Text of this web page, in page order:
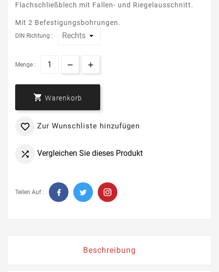
Flachschließblech mit Fallen- und Riegelausschnitt.
Mit 2 Befestigungsbohrungen.
DIN Richtung :
Menge :
 Warenkorb
 Zur Wunschliste hinzufügen
 Vergleichen Sie dieses Produkt
Teilen Auf :
Beschreibung